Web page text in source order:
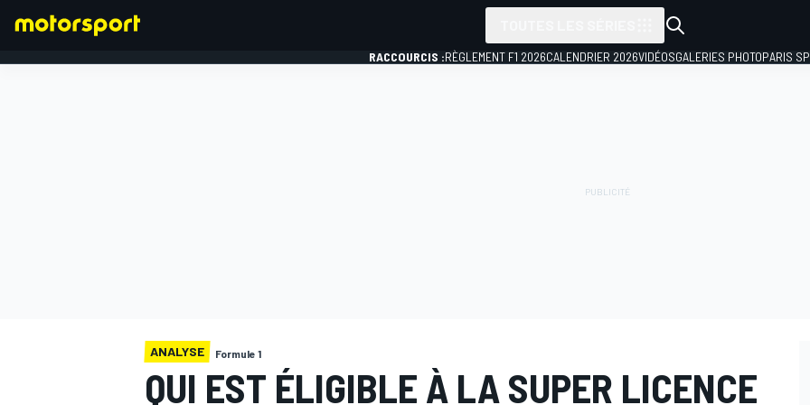
RACCOURCIS :RÈGLEMENT F1 2026CALENDRIER 2026VIDÉOSGALERIES PHOTOPARIS
ANALYSE Formule 1
QUI EST ÉLIGIBLE À LA SUPER LICENCE